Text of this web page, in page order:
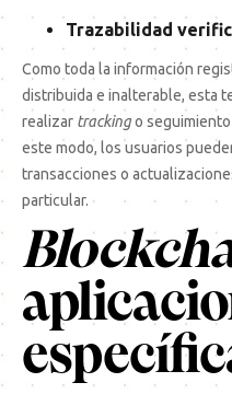
Trazabilidad
Como toda la información
distribuida e inalterable, esta
realizar trackingo
este modo, los usuarios
transacciones o
particular.